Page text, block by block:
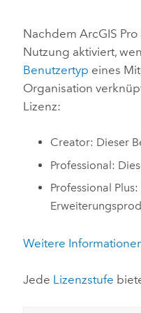
NachdemArcGIS Pro
Nutzung aktiviert,
Benutzertyp eines
Organisation
Lizenz:
Creator: Dieser
Professional:
Professional Plus:
Weitere
Jede Lizenzstufe